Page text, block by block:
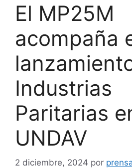
El MP25M
acompaña
Industrias
Paritarias
UNDAV
2 diciembre, 2024 por